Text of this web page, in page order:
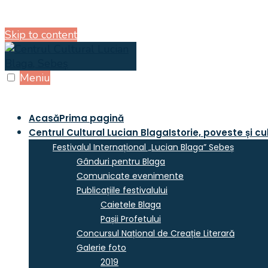
Skip to content
Meniu
AcasăPrima pagină
Centrul Cultural Lucian BlagaIstorie, poveste și
Festivalul Internațional „Lucian Blaga” Sebeș
Gânduri pentru Blaga
Comunicate evenimente
Publicațiile festivalului
Caietele Blaga
Pașii Profetului
Concursul Național de Creație Literară
Galerie foto
2019